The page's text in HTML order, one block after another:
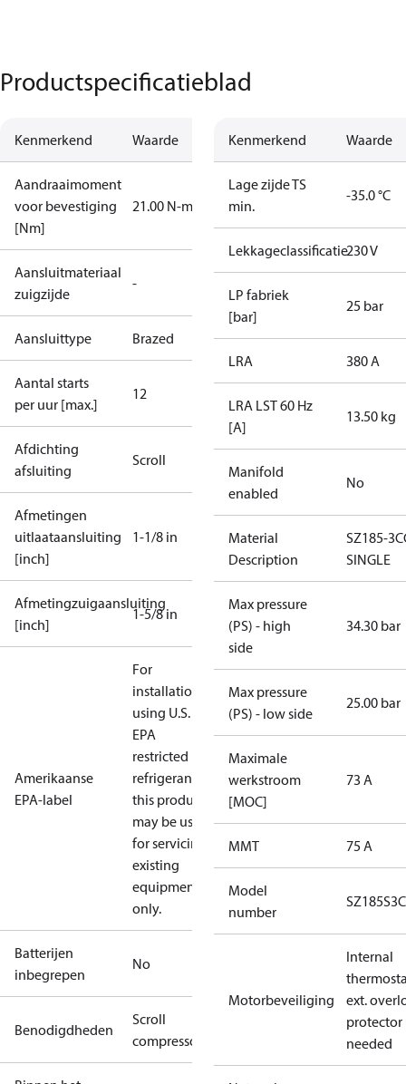
Productspecificatieblad
Kenmerkend Waarde
Aandraaimoment
voor bevestiging
[Nm]
21.00 N-m
Aansluitmateriaal
zuigzijde
-
Aansluittype Brazed
Aantal starts
per uur [max.]
12
Afdichting
afsluiting
Scroll
Afmetingen
uitlaataansluiting
[inch]
1-1/8 in
Afmetingzuigaansluiting
[inch]
1-5/8 in
Amerikaanse
EPA-label
For
installations
using U.S.
EPA
restricted
refrigerants,
this product
may be used
for servicing
existing
equipment
only.
Batterijen
inbegrepen
No
Benodigdheden
Scroll
compressor
Kenmerkend Waarde
Lage zijde TS
min.
-35.0 °C
Lekkageclassificatie230 V
LP fabriek
[bar]
25 bar
LRA 380 A
LRA LST 60 Hz
[A]
13.50 kg
Manifold
enabled
No
Material
Description
SZ185-
SINGLE
Max pressure
(PS) - high
side
34.30 bar
Max pressure
(PS) - low side
25.00 bar
Maximale
werkstroom
[MOC]
73 A
MMT 75 A
Model
number
Motorbeveiliging
Internal
ext.
protector
needed